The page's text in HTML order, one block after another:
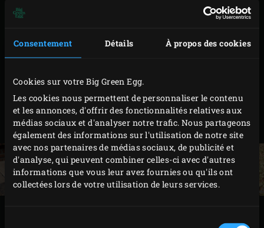
Consentement Détails À propos des cookies
Cookies sur votre Big Green Egg.
Les cookies nous permettent de personnaliser le contenu
et les annonces, d'offrir des fonctionnalités relatives aux
médias sociaux et d'analyser notre trafic. Nous partageons
également des informations sur l'utilisation de notre site
avec nos partenaires de médias sociaux, de publicité et
d'analyse, qui peuvent combiner celles-ci avec d'autres
informations que vous leur avez fournies ou qu'ils ont
collectées lors de votre utilisation de leurs services.
les oignons et l’ail. Débitez ces derniers, ainsi que le
piment, en gros morceaux et réduisez le tout en
purée dans un robot de cuisine. Badigeonnez les
morceaux de lard très généreusement du mélange,
couvrez-les et laissez-les mariner au moins une
heure au réfrigérateur.